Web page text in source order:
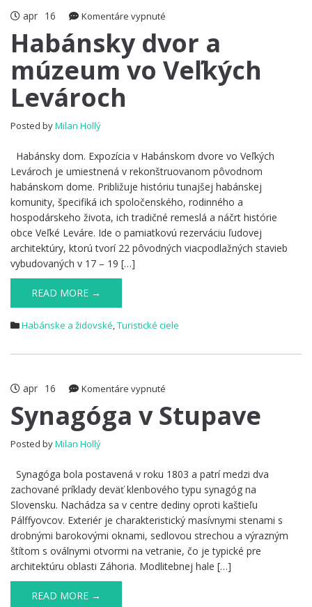
apr 16 Komentáre vypnuté
dvor
a
múzeum
Habánsky dvor a
múzeum vo Veľkých
Levároch
Posted byMilan Hollý
Habánsky dom. Expozícia v Habánskom dvore vo Veľkých
Levároch je umiestnená v rekonštruovanom pôvodnom
habánskom dome. Približuje históriu tunajšej habánskej
komunity, špecifiká ich spoločenského, rodinného a
hospodárskeho života, ich tradičné remeslá a náčrt histórie
obce Veľké Leváre. Ide o pamiatkovú rezerváciu ľudovej
architektúry, ktorú tvorí 22 pôvodných viacpodlažných stavieb
vybudovaných v 17 – 19 […]
READ MORE →
Habánske a židovské,Turistické ciele
apr 16 Komentáre vypnuté
v
Synagóga v Stupave
Posted byMilan Hollý
Synagóga bola postavená v roku 1803 a patrí medzi dva
zachované príklady deväť klenbového typu synagóg na
Slovensku. Nachádza sa v centre dediny oproti kaštieľu
Pálffyovcov. Exteriér je charakteristický masívnymi stenami s
drobnými barokovými oknami, sedlovou strechou a výrazným
štítom s oválnymi otvormi na vetranie, čo je typické pre
architektúru oblasti Záhoria. Modlitebnej hale […]
READ MORE →